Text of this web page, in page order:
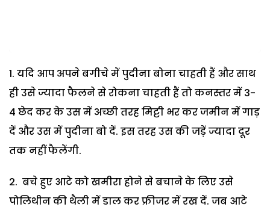
यदि आप अपने बगीचे में पुदीना बोना चाहती हैं और साथ
ही उसे ज्यादा फैलने से रोकना चाहती हैं तो कनस्तर में 3-
4 छेद कर के उस में अच्छी तरह मिट्टी भर कर जमीन में गाड़
दें और उस में पुदीना बो दें. इस तरह उस की जड़ें ज्यादा दूर
तक नहीं फैलेंगी.
बचे हुए आटे को खमीरा होने से बचाने के लिए उसे
पोलिथीन की थैली में डाल कर फ्रीजर में रख दें. जब आटे